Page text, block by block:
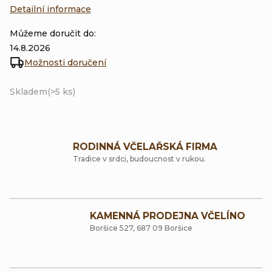
Skladem(>5 ks)
Můžeme doručit do:
14.8.2026
Možnosti doručení
Detailní informace
RODINNÁ VČELAŘSKÁ FIRMA
Tradice v srdci, budoucnost v rukou.
KAMENNÁ PRODEJNA VČELÍNO
Boršice 527, 687 09 Boršice